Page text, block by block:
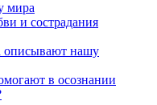
мира
и сострадания
описывают нашу
в осознании